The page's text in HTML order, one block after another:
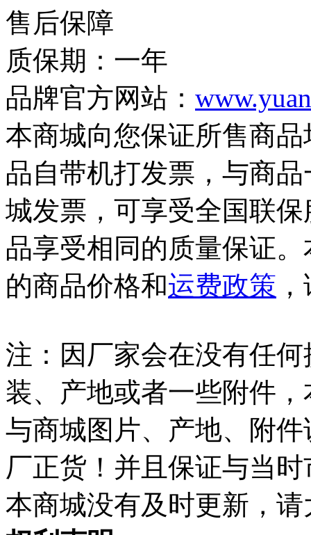
售后保障
质保期：一年
品牌官方网站：
本商城向您保证所售商
品自带机打发票，与商
城发票，可享受全国联
品享受相同的质量保证
的商品价格和运费政策
注：因厂家会在没有任
装、产地或者一些附件
与商城图片、产地、附
厂正货！并且保证与当
本商城没有及时更新，